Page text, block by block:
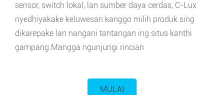
sensor, switch lokal, lan sumber daya cerdas, C-Lux
nyedhiyakake keluwesan kanggo milih produk sing
dikarepake lan nangani tantangan ing situs kanthi
gampang.Mangga ngunjungi rincian
MULAI